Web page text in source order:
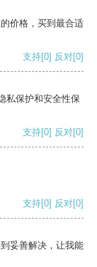
价格，买到最合适
支持[0] 反对[0]
私保护和安全性保
支持[0] 反对[0]
支持[0] 反对[0]
妥善解决，让我能